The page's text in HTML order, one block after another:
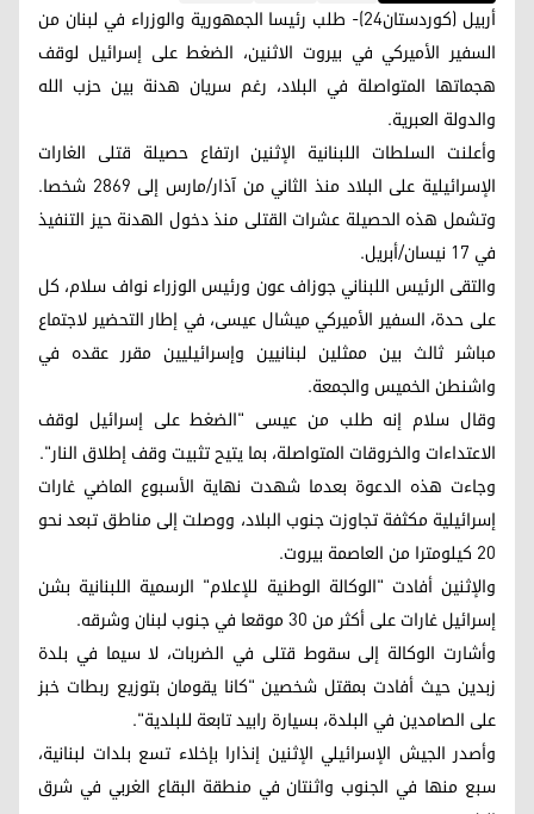
أربيل (كوردستان24)- طلب رئيسا الجمهورية والوزراء في لبنان من
السفير الأميركي في بيروت الاثنين، الضغط على إسرائيل لوقف
هجماتها المتواصلة في البلاد، رغم سريان هدنة بين حزب الله
والدولة العبرية.
وأعلنت السلطات اللبنانية الإثنين ارتفاع حصيلة قتلى الغارات
الإسرائيلية على البلاد منذ الثاني من آذار/مارس إلى 2869 شخصا.
وتشمل هذه الحصيلة عشرات القتلى منذ دخول الهدنة حيز التنفيذ
في 17 نيسان/أبريل.
والتقى الرئيس اللبناني جوزاف عون ورئيس الوزراء نواف سلام، كل
على حدة، السفير الأميركي ميشال عيسى، في إطار التحضير لاجتماع
مباشر ثالث بين ممثلين لبنانيين وإسرائيليين مقرر عقده في
واشنطن الخميس والجمعة.
وقال سلام إنه طلب من عيسى "الضغط على إسرائيل لوقف
الاعتداءات والخروقات المتواصلة، بما يتيح تثبيت وقف إطلاق النار".
وجاءت هذه الدعوة بعدما شهدت نهاية الأسبوع الماضي غارات
إسرائيلية مكثفة تجاوزت جنوب البلاد، ووصلت إلى مناطق تبعد نحو
20 كيلومترا من العاصمة بيروت.
والإثنين أفادت "الوكالة الوطنية للإعلام" الرسمية اللبنانية بشن
إسرائيل غارات على أكثر من 30 موقعا في جنوب لبنان وشرقه.
وأشارت الوكالة إلى سقوط قتلى في الضربات، لا سيما في بلدة
زبدين حيث أفادت بمقتل شخصين "كانا يقومان بتوزيع ربطات خبز
على الصامدين في البلدة، بسيارة رابيد تابعة للبلدية".
وأصدر الجيش الإسرائيلي الإثنين إنذارا بإخلاء تسع بلدات لبنانية،
سبع منها في الجنوب واثنتان في منطقة البقاع الغربي في شرق